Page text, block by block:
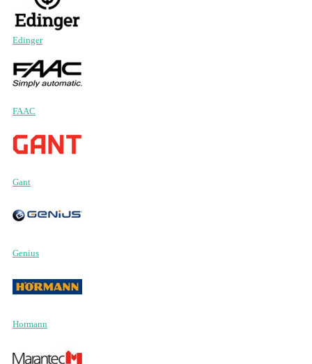
Edinger
FAAC
Gant
Genius
Hormann